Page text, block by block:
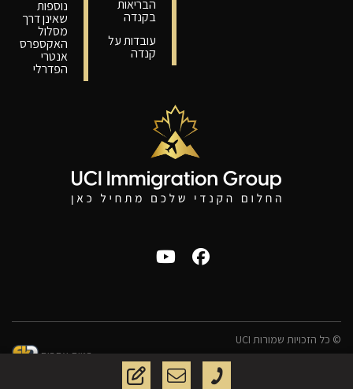
הבריאות
בקנדה
עובדות על
קנדה
נוספות
שאינן דרך
מסלול
האקספרס
אנטרי
הפדרלי
© כל הזכויות שמורות UCI
בניית אתרים